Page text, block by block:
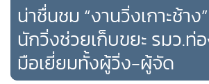
น่าชื่นชม “งานวิ่งเกาะช้า
นักวิ่งช่วยเก็บขยะ รมว.ท่
มือเยี่ยมทั้งผู้วิ่ง-ผู้จัด